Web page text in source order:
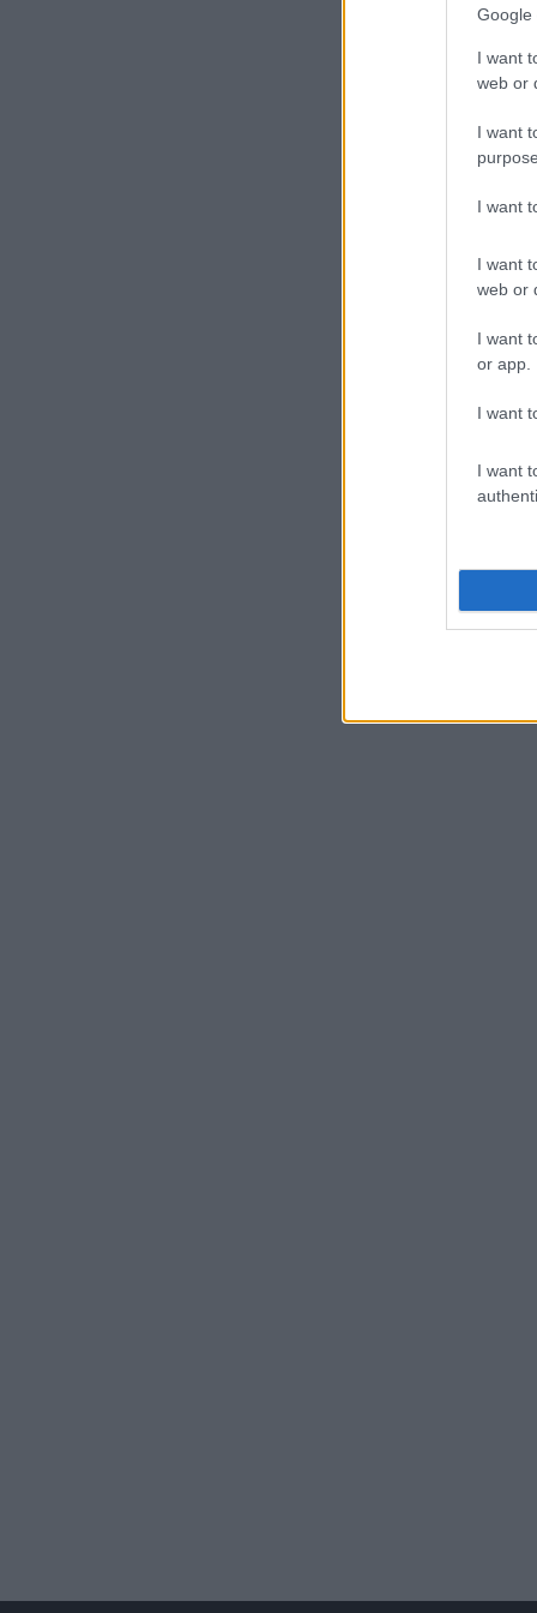
Google
I want
web or
I want
I want
I want
web or
I want
or app.
I want
I want